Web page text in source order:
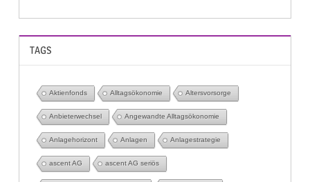
TAGS
Aktienfonds Alltagsökonomie Altersvorsorge
Anbieterwechsel Angewandte Alltagsökonomie
Anlagehorizont Anlagen Anlagestrategie
ascent AG ascent AG seriös